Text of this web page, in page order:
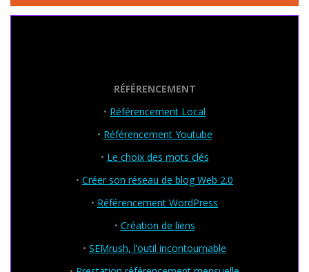
RÉFÉRENCEMENT
• Référencement Local
• Référencement Youtube
• Le choix des mots clés
• Créer son réseau de blog Web 2.0
• Référencement WordPress
• Création de liens
• SEMrush, l’outil incontournable